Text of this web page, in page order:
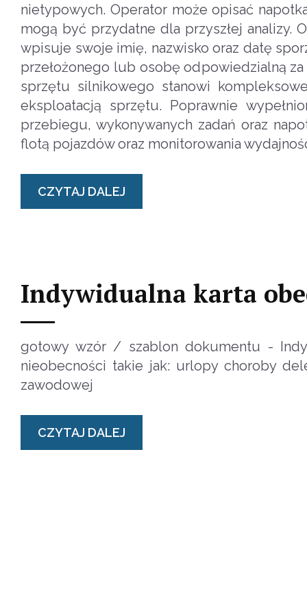
nietypowych. Operator może opisać
mogą być przydatne dla przyszłej analizy.
wpisuje swoje imię, nazwisko oraz datę
przełożonego lub osobę odpowiedzialną
sprzętu silnikowego stanowi
eksploatacją sprzętu. Poprawnie
przebiegu, wykonywanych zadań oraz
flotą pojazdów oraz monitorowania
CZYTAJ DALEJ
Indywidualna karta
gotowy wzór / szablon dokumentu -
nieobecności takie jak: urlopy choroby
zawodowej
CZYTAJ DALEJ